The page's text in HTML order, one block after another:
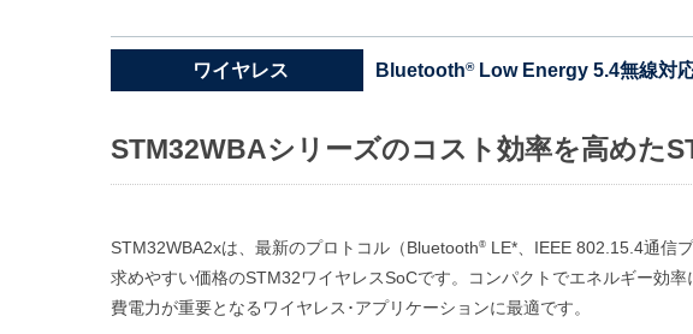
ワイヤレス Bluetooth®Low Energy 5.4無線対
STM32WBAシリーズのコスト効率を高めた
STM32WBA2xは、最新のプロトコル（Bluetooth® LE*、IEEE 802.15.4通信
求めやすい価格のSTM32ワイヤレスSoCです。コンパクトでエネルギー効
費電力が重要となるワイヤレス･アプリケーションに最適です。